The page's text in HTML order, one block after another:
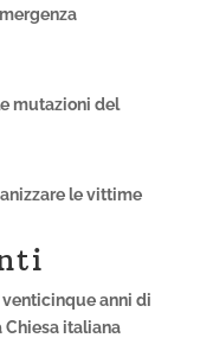
mutazioni del
le vittime
venticinque anni di
italiana